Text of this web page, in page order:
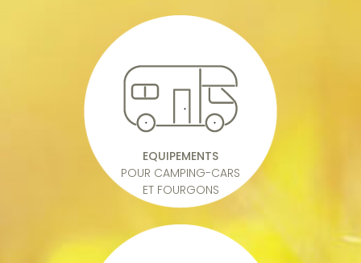
EQUIPEMENTS
POUR CAMPING-CARS
ET FOURGONS